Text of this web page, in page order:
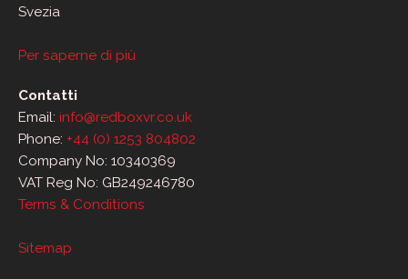
Svezia
Per saperne di più
Contatti
Email: info@redboxvr.co.uk
Phone: +44 (0) 1253 804802
Company No: 10340369
VAT Reg No: GB249246780
Terms & Conditions
Sitemap